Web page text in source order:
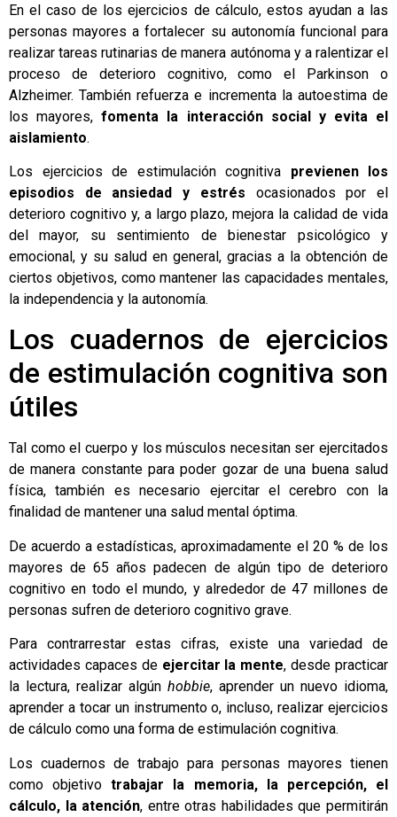
En el caso de los ejercicios de cálculo, estos ayudan a las
personas mayores a fortalecer su autonomía funcional para
realizar tareas rutinarias de manera autónoma y a ralentizar el
proceso de deterioro cognitivo, como el Parkinson o
Alzheimer. También refuerza e incrementa la autoestima de
los mayores,fomenta la interacción social y evita el
aislamiento.
Los ejercicios de estimulación cognitiva previenen los
episodios de ansiedad y estrés ocasionados por el
deterioro cognitivo y, a largo plazo, mejora la calidad de vida
del mayor, su sentimiento de bienestar psicológico y
emocional, y su salud en general, gracias a la obtención de
ciertos objetivos, como mantener las capacidades mentales,
la independencia y la autonomía.
Los cuadernos de ejercicios
de estimulación cognitiva son
útiles
Tal como el cuerpo y los músculos necesitan ser ejercitados
de manera constante para poder gozar de una buena salud
física, también es necesario ejercitar el cerebro con la
finalidad de mantener una salud mental óptima.
De acuerdo a estadísticas, aproximadamente el 20 % de los
mayores de 65 años padecen de algún tipo de deterioro
cognitivo en todo el mundo, y alrededor de 47 millones de
personas sufren de deterioro cognitivo grave.
Para contrarrestar estas cifras, existe una variedad de
actividades capaces de ejercitar la mente, desde practicar
la lectura, realizar algún hobbie, aprender un nuevo idioma,
aprender a tocar un instrumento o, incluso, realizar ejercicios
de cálculo como una forma de estimulación cognitiva.
Los cuadernos de trabajo para personas mayores tienen
como objetivo trabajar la memoria, la percepción, el
cálculo, la atención, entre otras habilidades que permitirán